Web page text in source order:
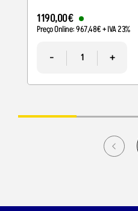
1190,00€
Preço Online:967,48€+ IVA 23%
- +